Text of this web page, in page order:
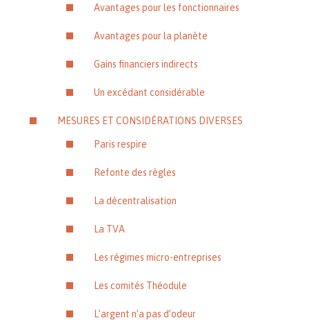
Avantages pour les fonctionnaires
Avantages pour la planète
Gains financiers indirects
Un excédant considérable
MESURES ET CONSIDÉRATIONS DIVERSES
Paris respire
Refonte des règles
La décentralisation
La TVA
Les régimes micro-entreprises
Les comités Théodule
L’argent n’a pas d’odeur